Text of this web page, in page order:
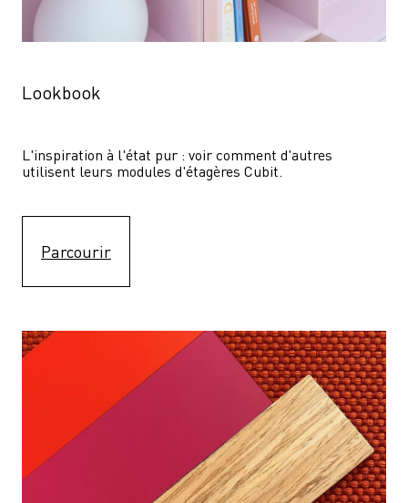
Lookbook
L'inspiration à l'état pur : voir comment d'autres
utilisent leurs modules d'étagères Cubit.
Parcourir